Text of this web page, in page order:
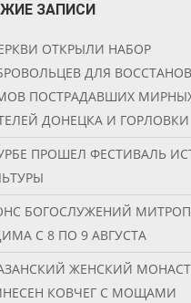
ЗАПИСИ
ОТКРЫЛИ НАБОР
ДЛЯ
ПОСТРАДАВШИХ
ДОНЕЦКА И ГОРЛОВКИ
ПРОШЕЛ ФЕСТИВАЛЬ
БОГОСЛУЖЕНИЙ
С 8 ПО 9 АВГУСТА
ЖЕНСКИЙ
КОВЧЕГ С МОЩАМИ